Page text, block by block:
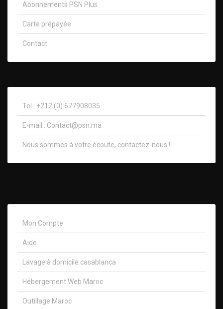
Abonnements PSN Plus
Carte prépayée
Contact
Tel : +212 (0) 677908035
E-mail : Contact@psn.ma
Nous sommes à votre écoute, contactez-nous !​
Mon Compte
Aide
Lavage à domicile casablanca
Hébergement Web Maroc
Outillage Maroc